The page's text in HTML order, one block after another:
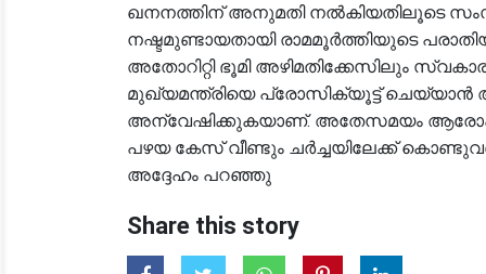
ഖനനത്തിന് അനുമതി നൽകിയതിലൂടെ
നഷ്ടമുണ്ടായതായി രാമമൂർത്തിയുടെ
അതോറിറ്റി ഭൂമി അഴിമതിക്കേസിലും
മുഖ്യമന്ത്രിയെ പ്രോസിക്യൂട്ട്
അന്വേഷിക്കുകയാണ്. അതേസമയം
പഴയ കേസ് വീണ്ടും ചർച്ചയിലേക്ക്
അദ്ദേഹം പറഞ്ഞു
Share this story